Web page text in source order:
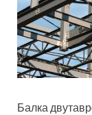
Балка